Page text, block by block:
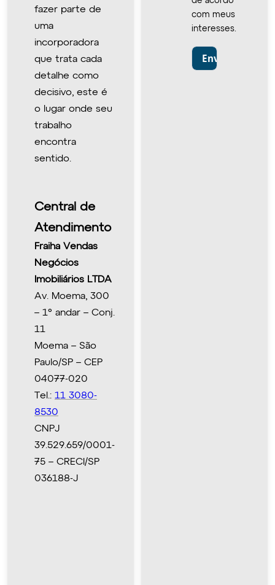
fazer parte de
uma
incorporadora
que trata cada
detalhe como
decisivo, este é
o lugar onde seu
trabalho
encontra
sentido.
Central de
Atendimento
Fraiha Vendas
Negócios
Imobiliários LTDA
Av. Moema, 300
– 1° andar – Conj.
11
Moema – São
Paulo/SP – CEP
04077-020
Tel.: 11 3080-
8530
CNPJ
39.529.659/0001-
75 – CRECI/SP
036188-J
com meus
interesses.